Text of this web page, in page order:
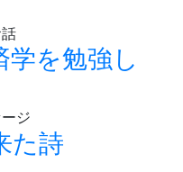
学を勉強し
ジ
た詩